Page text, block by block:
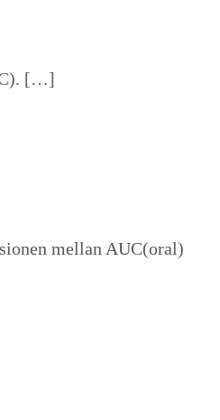
[…]
mellan AUC(oral)